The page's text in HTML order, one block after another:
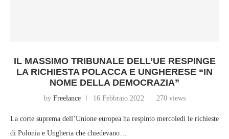
IL MASSIMO TRIBUNALE DELL’UE RESPINGE
LA RICHIESTA POLACCA E UNGHERESE “IN
NOME DELLA DEMOCRAZIA”
by Freelance 16 Febbraio 2022 270 views
La corte suprema dell’Unione europea ha respinto mercoledì le richieste
di Polonia e Ungheria che chiedevano…